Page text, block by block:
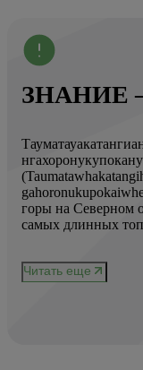
ЗНАНИЕ
горы на Северном
самых длинных
Читать еще